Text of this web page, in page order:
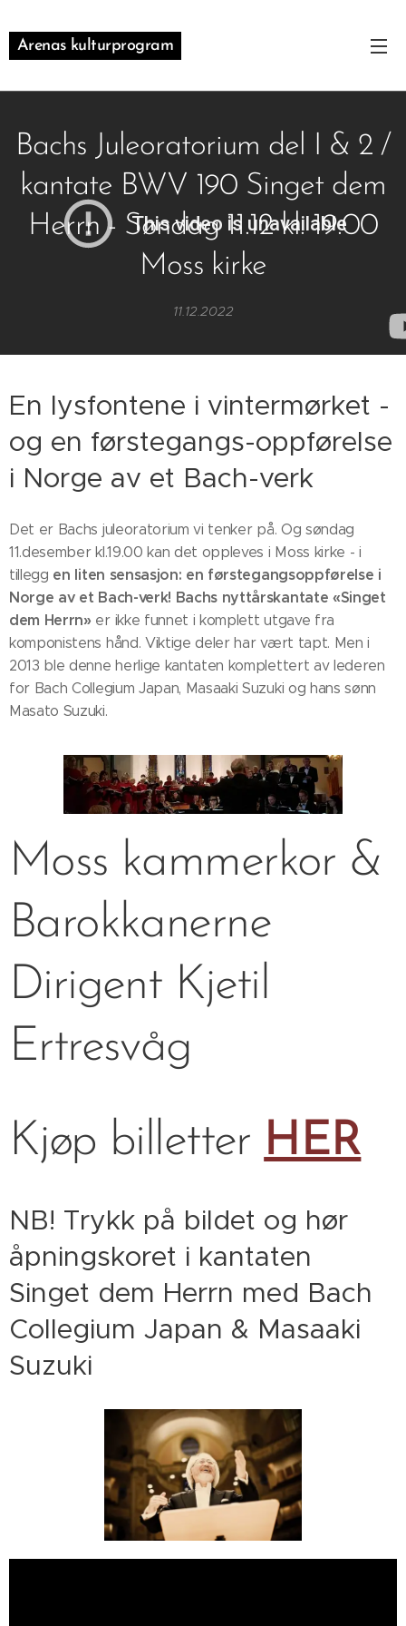
Arenas kulturprogram
Bachs Juleoratorium del I & 2 /
kantate BWV 190 Singet dem
Herrn - Søndag 11.12 kl. 19.00
Moss kirke
11.12.2022
En lysfontene i vintermørket -
og en førstegangs-oppførelse
i Norge av et Bach-verk
Det er Bachs juleoratorium vi tenker på. Og søndag
11.desember kl.19.00 kan det oppleves i Moss kirke - i
tillegg en liten sensasjon: en førstegangsoppførelse i
Norge av et Bach-verk! Bachs nyttårskantate «Singet
dem Herrn»er ikke funnet i komplett utgave fra
komponistens hånd. Viktige deler har vært tapt. Men i
2013 ble denne herlige kantaten komplettert av lederen
for Bach Collegium Japan, Masaaki Suzuki og hans sønn
Masato Suzuki.
Moss kammerkor &
Barokkanerne
Dirigent Kjetil
Ertresvåg
Kjøp billetter HER
NB! Trykk på bildet og hør
åpningskoret i kantaten
Singet dem Herrn med Bach
Collegium Japan & Masaaki
Suzuki